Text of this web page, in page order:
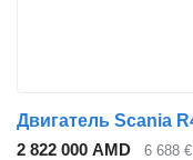
2 822 000 AMD 6 688 €